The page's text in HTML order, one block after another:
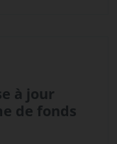
à jour
de fonds